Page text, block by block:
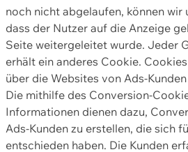
noch nicht abgelaufen, können wir
dass der Nutzer auf die Anzeige
Seite weitergeleitet wurde. Jeder
erhält ein anderes Cookie.
über die Websites von Ads-
Die mithilfe des Conversion-
Informationen dienen dazu,
Ads-Kunden zu erstellen, die sich
entschieden haben. Die Kunden